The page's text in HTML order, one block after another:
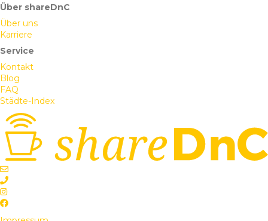
Über shareDnC
Über uns
Karriere
Service
Kontakt
Blog
FAQ
Städte-Index